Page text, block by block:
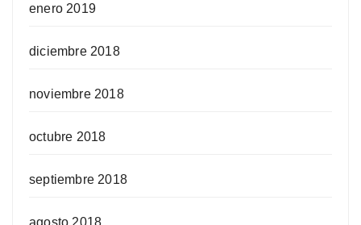
enero 2019
diciembre 2018
noviembre 2018
octubre 2018
septiembre 2018
agosto 2018